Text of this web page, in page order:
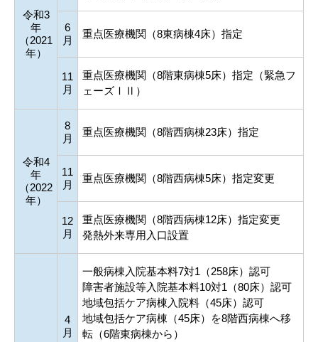
令和3
年
（2021
年）
6
月
重点医療機関（8東病棟4床）指定
11
月
重点医療機関（8階東病棟5床）指定（緊急フ
ェーズⅠⅡ）
令和4
年
（2022
年）
8
月
重点医療機関（8階西病棟23床）指定
11
月
重点医療機関（8階西病棟5床）指定変更
12
月
重点医療機関（8階西病棟12床）指定変更
発熱外来専用入口設置
4
月
一般病棟入院基本料7対1（258床）認可
障害者施設等入院基本料10対1（80床）認可
地域包括ケア病棟入院料（45床）認可
地域包括ケア病棟（45床）を8階西病棟へ移
転（6階東病棟から）